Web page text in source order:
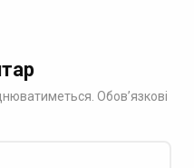
Обов’язкові